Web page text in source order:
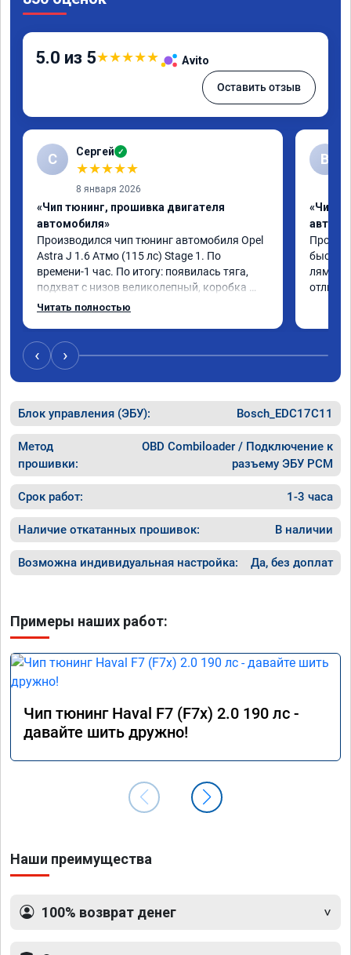
5.0 из 5★★★★★ Avito
Оставить отзыв
С Сергей ✓
★★★★★
8 января 2026
«Чип тюнинг, прошивка двигателя
автомобиля»
Производился чип тюнинг автомобиля Opel
Astra J 1.6 Атмо (115 лс) Stage 1. По
времени-1 час. По итогу: появилась тяга,
подхват с низов великолепный, коробка
стала работать плавнее. На трассе быстрее
доволен как слон ))) Рекомендую
компанию!
Читать полностью
В
«Чип
быстро
лямбде
отлично
‹ ›
Блок управления (ЭБУ): Bosch_EDC17C11
Метод
прошивки:
OBD Combiloader / Подключение к
разъему ЭБУ PCM
Срок работ: 1-3 часа
Наличие откатанных прошивок: В наличии
Возможна индивидуальная настройка: Да, без доплат
Примеры наших работ:
Чип тюнинг Haval F7 (F7x) 2.0 190 лс -
давайте шить дружно!
Наши преимущества
100% возврат денег